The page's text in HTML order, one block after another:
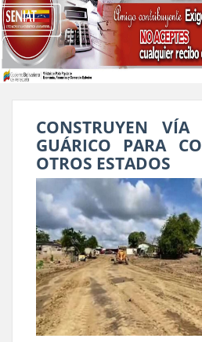
CONSTRUYEN
GUÁRICO PARA
OTROS ESTADOS